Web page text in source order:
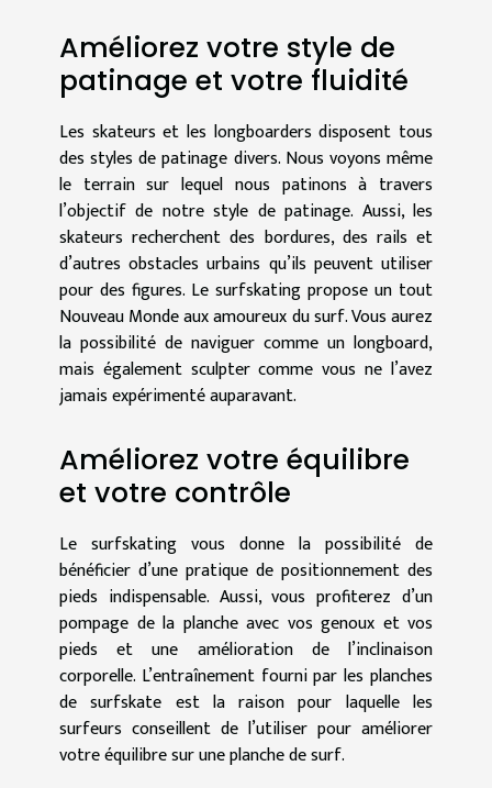
Améliorez votre style de
patinage et votre fluidité
Les skateurs et les longboarders disposent tous
des styles de patinage divers. Nous voyons même
le terrain sur lequel nous patinons à travers
l’objectif de notre style de patinage. Aussi, les
skateurs recherchent des bordures, des rails et
d’autres obstacles urbains qu’ils peuvent utiliser
pour des figures. Le surfskating propose un tout
Nouveau Monde aux amoureux du surf. Vous aurez
la possibilité de naviguer comme un longboard,
mais également sculpter comme vous ne l’avez
jamais expérimenté auparavant.
Améliorez votre équilibre
et votre contrôle
Le surfskating vous donne la possibilité de
bénéficier d’une pratique de positionnement des
pieds indispensable. Aussi, vous profiterez d’un
pompage de la planche avec vos genoux et vos
pieds et une amélioration de l’inclinaison
corporelle. L’entraînement fourni par les planches
de surfskate est la raison pour laquelle les
surfeurs conseillent de l’utiliser pour améliorer
votre équilibre sur une planche de surf.